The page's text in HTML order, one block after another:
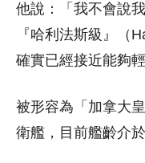
他說：「我不會說
『哈利法斯級』（
確實已經接近能夠
被形容為「加拿大
衛艦，目前艦齡介